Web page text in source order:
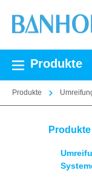
Zur
Produkte
Produkte
Produkte